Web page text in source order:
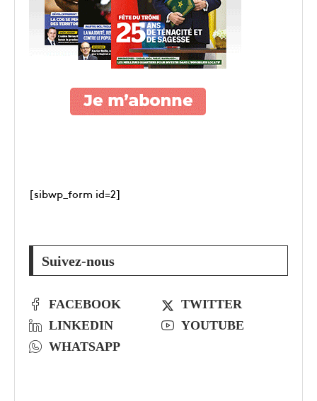
[sibwp_form id=2]
Suivez-nous
FACEBOOK
TWITTER
LINKEDIN
YOUTUBE
WHATSAPP